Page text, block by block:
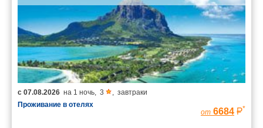
с 07.08.2026 на 1 ночь, 3 , завтраки
Проживание в отелях
от 6684 *